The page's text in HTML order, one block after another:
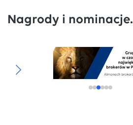
Nagrody i nominacje.